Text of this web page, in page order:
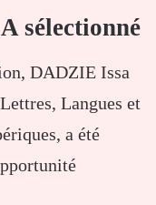
sélectionné
DADZIE Issa
Langues et
a été